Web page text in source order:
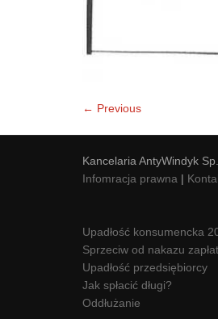
← Previous
Kancelaria AntyWindyk
Infomracja prawna |
Upadłość konsumencka
Sprzeciw od nakazu
Upadłość przedsiębiorcy
Jak spłacić długi?
Oddłużanie